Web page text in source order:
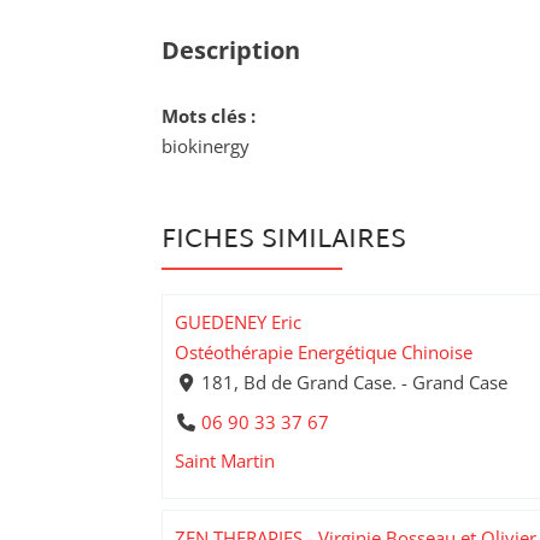
Description
Mots clés :
biokinergy
FICHES SIMILAIRES
GUEDENEY Eric
Ostéothérapie Energétique Chinoise
181, Bd de Grand Case. - Grand Case
06 90 33 37 67
Saint Martin